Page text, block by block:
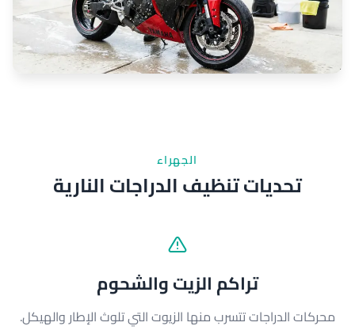
الجهراء
تحديات تنظيف الدراجات النارية
تراكم الزيت والشحوم
محركات الدراجات تتسرب منها الزيوت التي تلوث الإطار والهيكل.